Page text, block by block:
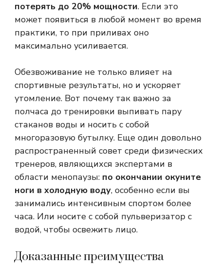
потерять до 20% мощности. Если это
может появиться в любой момент во время
практики, то при приливах оно
максимально усиливается.
Обезвоживание не только влияет на
спортивные результаты, но и ускоряет
утомление. Вот почему так важно за
полчаса до тренировки выпивать пару
стаканов воды и носить с собой
многоразовую бутылку. Еще один довольно
распространенный совет среди физических
тренеров, являющихся экспертами в
области менопаузы: по окончании окуните
ноги в холодную воду, особенно если вы
занимались интенсивным спортом более
часа. Или носите с собой пульверизатор с
водой, чтобы освежить лицо.
Доказанные преимущества